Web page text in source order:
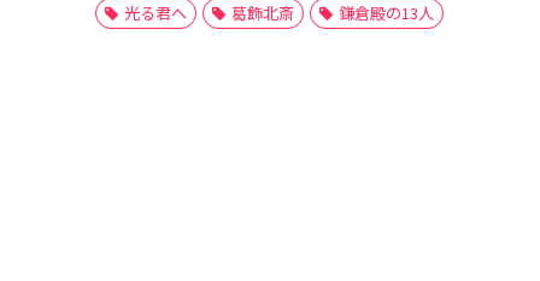
光る君へ
葛飾北斎 鎌倉殿の13人